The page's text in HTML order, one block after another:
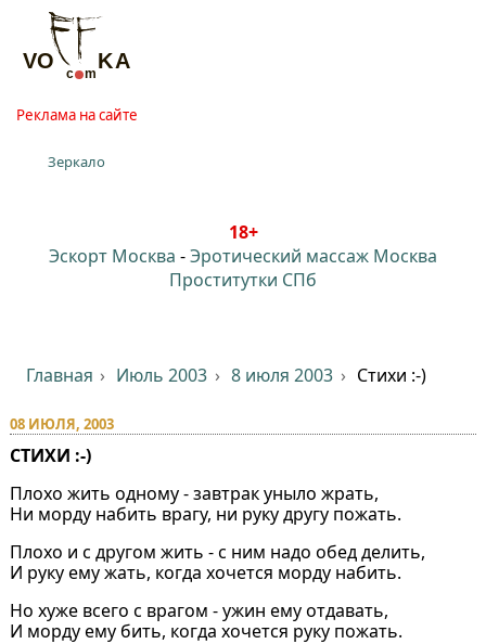
Реклама на сайте
Зеркало
18+
Эскорт Москва -Эротический массаж Москва
Проститутки СПб
Главная Июль 2003 8 июля 2003 Стихи :-)
08 ИЮЛЯ, 2003
СТИХИ :-)
Плохо жить одному - завтрак уныло жрать,
Ни морду набить врагу, ни руку другу пожать.
Плохо и с другом жить - с ним надо обед делить,
И руку ему жать, когда хочется морду набить.
Но хуже всего с врагом - ужин ему отдавать,
И морду ему бить, когда хочется руку пожать.